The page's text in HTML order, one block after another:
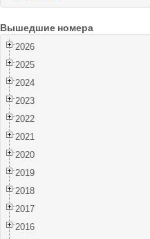
Вышедшие номера
2026
2025
2024
2023
2022
2021
2020
2019
2018
2017
2016